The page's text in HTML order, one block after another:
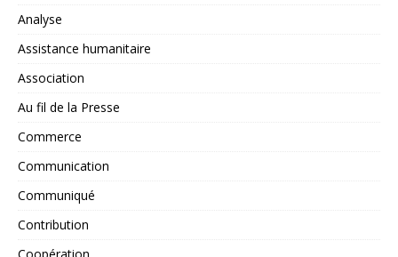
Analyse
Assistance humanitaire
Association
Au fil de la Presse
Commerce
Communication
Communiqué
Contribution